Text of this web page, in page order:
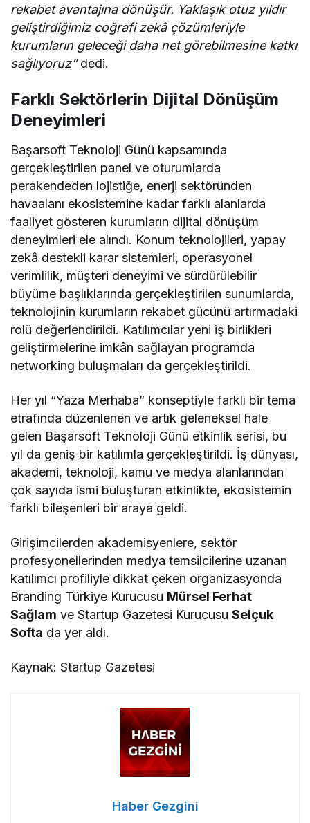
rekabet avantajına dönüşür. Yaklaşık otuz yıldır
geliştirdiğimiz coğrafi zekâ çözümleriyle
kurumların geleceği daha net görebilmesine katkı
sağlıyoruz”dedi.
Farklı Sektörlerin Dijital Dönüşüm
Deneyimleri
Başarsoft Teknoloji Günü kapsamında
gerçekleştirilen panel ve oturumlarda
perakendeden lojistiğe, enerji sektöründen
havaalanı ekosistemine kadar farklı alanlarda
faaliyet gösteren kurumların dijital dönüşüm
deneyimleri ele alındı. Konum teknolojileri, yapay
zekâ destekli karar sistemleri, operasyonel
verimlilik, müşteri deneyimi ve sürdürülebilir
büyüme başlıklarında gerçekleştirilen sunumlarda,
teknolojinin kurumların rekabet gücünü artırmadaki
rolü değerlendirildi. Katılımcılar yeni iş birlikleri
geliştirmelerine imkân sağlayan programda
networking buluşmaları da gerçekleştirildi.
Her yıl “Yaza Merhaba” konseptiyle farklı bir tema
etrafında düzenlenen ve artık geleneksel hale
gelen Başarsoft Teknoloji Günü etkinlik serisi, bu
yıl da geniş bir katılımla gerçekleştirildi. İş dünyası,
akademi, teknoloji, kamu ve medya alanlarından
çok sayıda ismi buluşturan etkinlikte, ekosistemin
farklı bileşenleri bir araya geldi.
Girişimcilerden akademisyenlere, sektör
profesyonellerinden medya temsilcilerine uzanan
katılımcı profiliyle dikkat çeken organizasyonda
Branding Türkiye Kurucusu Mürsel Ferhat
Sağlam ve Startup Gazetesi KurucusuSelçuk
Softa da yer aldı.
Kaynak: Startup Gazetesi
Haber Gezgini